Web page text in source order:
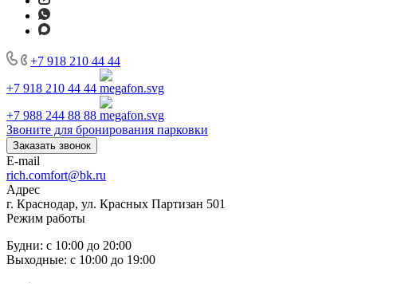
+7 918 210 44 44
+7 918 210 44 44
+7 988 244 88 88
Звоните для бронирования парковки
Заказать звонок
E-mail
rich.comfort@bk.ru
Адрес
г. Краснодар, ул. Красных Партизан 501
Режим работы
Будни: с 10:00 до 20:00
Выходные: с 10:00 до 19:00